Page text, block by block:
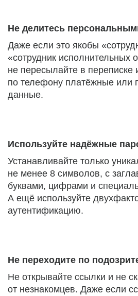
Не делитесь
Даже если это якобы
«сотрудник исполнительных
не пересылайте в переписке
по телефону платёжные или
данные.
Используйте надёжные
Устанавливайте только
не менее 8 символов, с
буквами, цифрами и
А ещё используйте
аутентификацию.
Не переходите по
Не открывайте ссылки и не
от незнакомцев. Даже если